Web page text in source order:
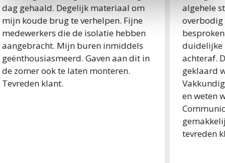
gehaald. Degelijk materiaal om
koude brug te verhelpen. Fijne
die de isolatie hebben
Mijn buren inmiddels
Gaven aan dit in
zomer ook te laten monteren.
klant.
algehele
overbodig
duidelijke
achteraf.
geklaard
en weten
tevreden